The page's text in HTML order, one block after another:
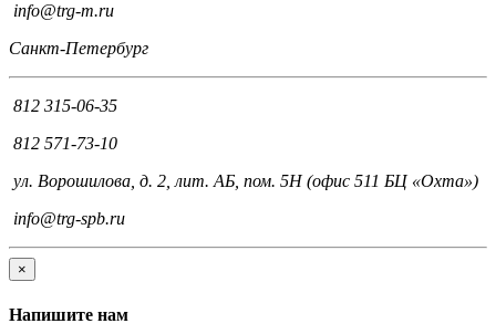
info@trg-m.ru
Санкт-Петербург
812 315-06-35
812 571-73-10
ул. Ворошилова, д. 2, лит. АБ, пом. 5Н (офис 511 БЦ «Охта»)
info@trg-spb.ru
×
Напишите нам